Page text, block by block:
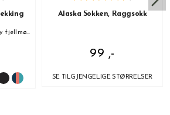
Hiking Socks - med trendy fjellmønster!
Alaska Sokken, Raggsokk
99 ,-
SE TILGJENGELIGE STØRRELSER